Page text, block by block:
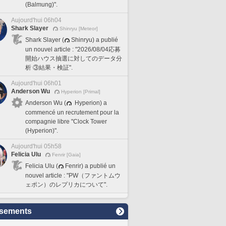
(Balmung)".
Aujourd'hui 06h04
Shark Slayer
Shinryu [Meteor]
Shark Slayer (
Shinryu) a publié
un nouvel article : "2026/08/04応募
開始ハウス抽選に対してのデータ分
析 ③結果・検証".
Aujourd'hui 06h01
Anderson Wu
Hyperion [Primal]
Anderson Wu (
Hyperion) a
commencé un recrutement pour la
compagnie libre "Clock Tower
(Hyperion)".
Aujourd'hui 05h58
Felicia Ulu
Fenrir [Gaia]
Felicia Ulu (
Fenrir) a publié un
nouvel article : "PW（ファントムウ
ェポン）のレプリカについて".